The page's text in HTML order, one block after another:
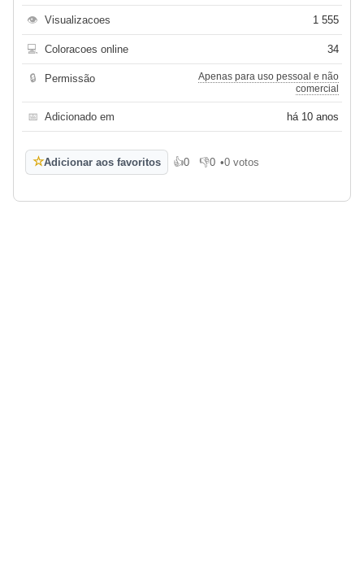
👁 Visualizacoes 1 555
💻 Coloracoes online 34
🔒 Permissão
Apenas para uso pessoal e não
comercial
📅 Adicionado em há 10 anos
☆Adicionar aos favoritos 👍0
Gosto👎0
Não gosto
•0 votos